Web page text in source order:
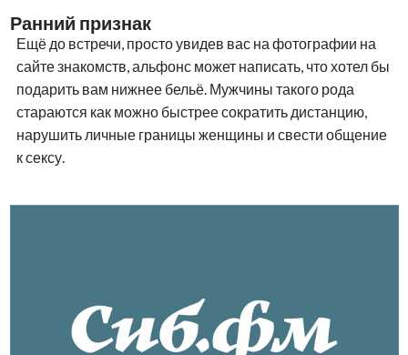
Ранний признак
Ещё до встречи, просто увидев вас на фотографии на
сайте знакомств, альфонс может написать, что хотел бы
подарить вам нижнее бельё. Мужчины такого рода
стараются как можно быстрее сократить дистанцию,
нарушить личные границы женщины и свести общение
к сексу.